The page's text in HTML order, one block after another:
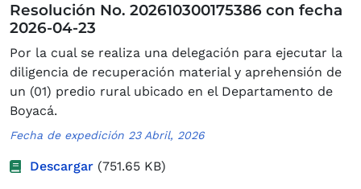
Resolución No. 202610300175386 con fecha
2026-04-23
Por la cual se realiza una delegación para ejecutar la
diligencia de recuperación material y aprehensión de
un (01) predio rural ubicado en el Departamento de
Boyacá.
Fecha de expedición 23 Abril, 2026
Descargar (751.65 KB)